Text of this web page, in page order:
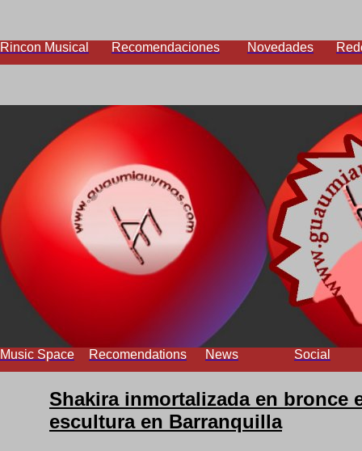
Rincon Musical Recomendaciones Novedades
Music Space Recomendations News Social
Shakira inmortalizada en bronce
escultura en Barranquilla